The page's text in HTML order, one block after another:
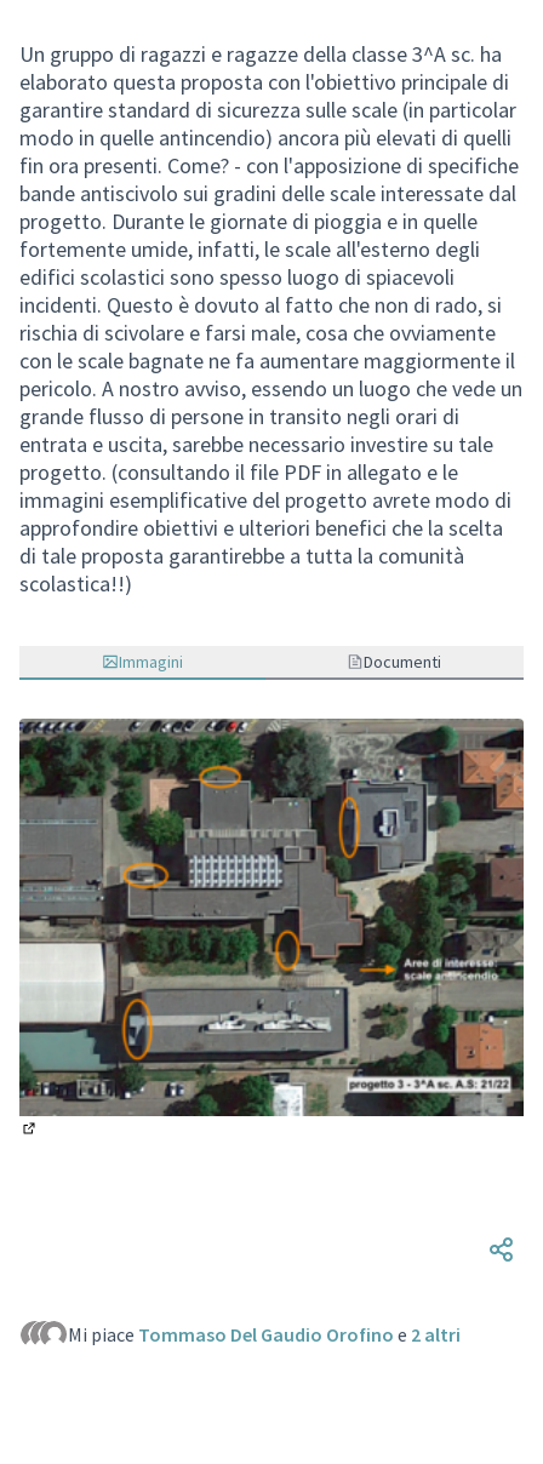
Un gruppo di ragazzi e ragazze della classe 3^A sc. ha
elaborato questa proposta con l'obiettivo principale di
garantire standard di sicurezza sulle scale (in particolar
modo in quelle antincendio) ancora più elevati di quelli
fin ora presenti. Come? - con l'apposizione di specifiche
bande antiscivolo sui gradini delle scale interessate dal
progetto. Durante le giornate di pioggia e in quelle
fortemente umide, infatti, le scale all'esterno degli
edifici scolastici sono spesso luogo di spiacevoli
incidenti. Questo è dovuto al fatto che non di rado, si
rischia di scivolare e farsi male, cosa che ovviamente
con le scale bagnate ne fa aumentare maggiormente il
pericolo. A nostro avviso, essendo un luogo che vede un
grande flusso di persone in transito negli orari di
entrata e uscita, sarebbe necessario investire su tale
progetto. (consultando il file PDF in allegato e le
immagini esemplificative del progetto avrete modo di
approfondire obiettivi e ulteriori benefici che la scelta
di tale proposta garantirebbe a tutta la comunità
scolastica!!)
Immagini Documenti
Mi piace Tommaso Del Gaudio Orofino e 2 altri